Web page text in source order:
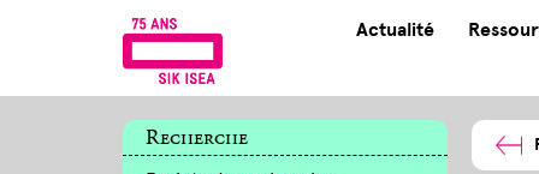
Actualité
Recherche